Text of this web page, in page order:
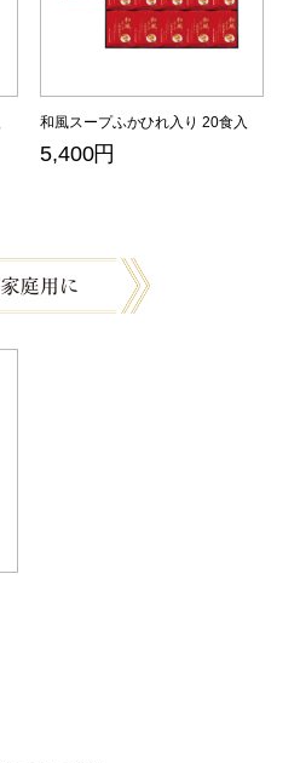
和風スープふかひれ入り 20食入
5,400円